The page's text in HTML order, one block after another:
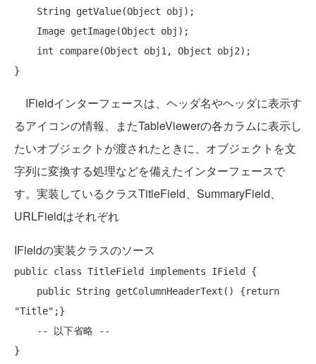
int compare(Object obj1, Object obj2);
IFieldインターフェースは、ヘッダ名やヘッダに表示す
るアイコンの情報、またTableViewerの各カラムに表示し
たいオブジェクトが渡されたときに、オブジェクトを文
字列に変換する処理などを備えたインターフェースで
す。実装しているクラスTitleField、SummaryField、
URLFieldはそれぞれ
IFieldの実装クラスのソース
public class TitleField implements IField {
public
"Title" ;}
}